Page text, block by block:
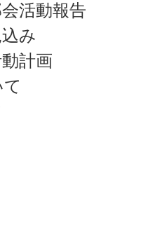
活動報告
み
計画